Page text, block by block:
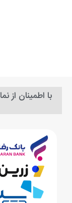
با اطمینان از